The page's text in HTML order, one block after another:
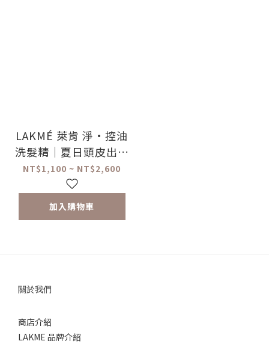
LAKMÉ 萊肯 淨·控油
洗髮精｜夏日頭皮出油
急救首選 × 油性頭皮
適用
NT$1,100 ~ NT$2,600
加入購物車
關於我們
商店介紹
LAKME 品牌介紹